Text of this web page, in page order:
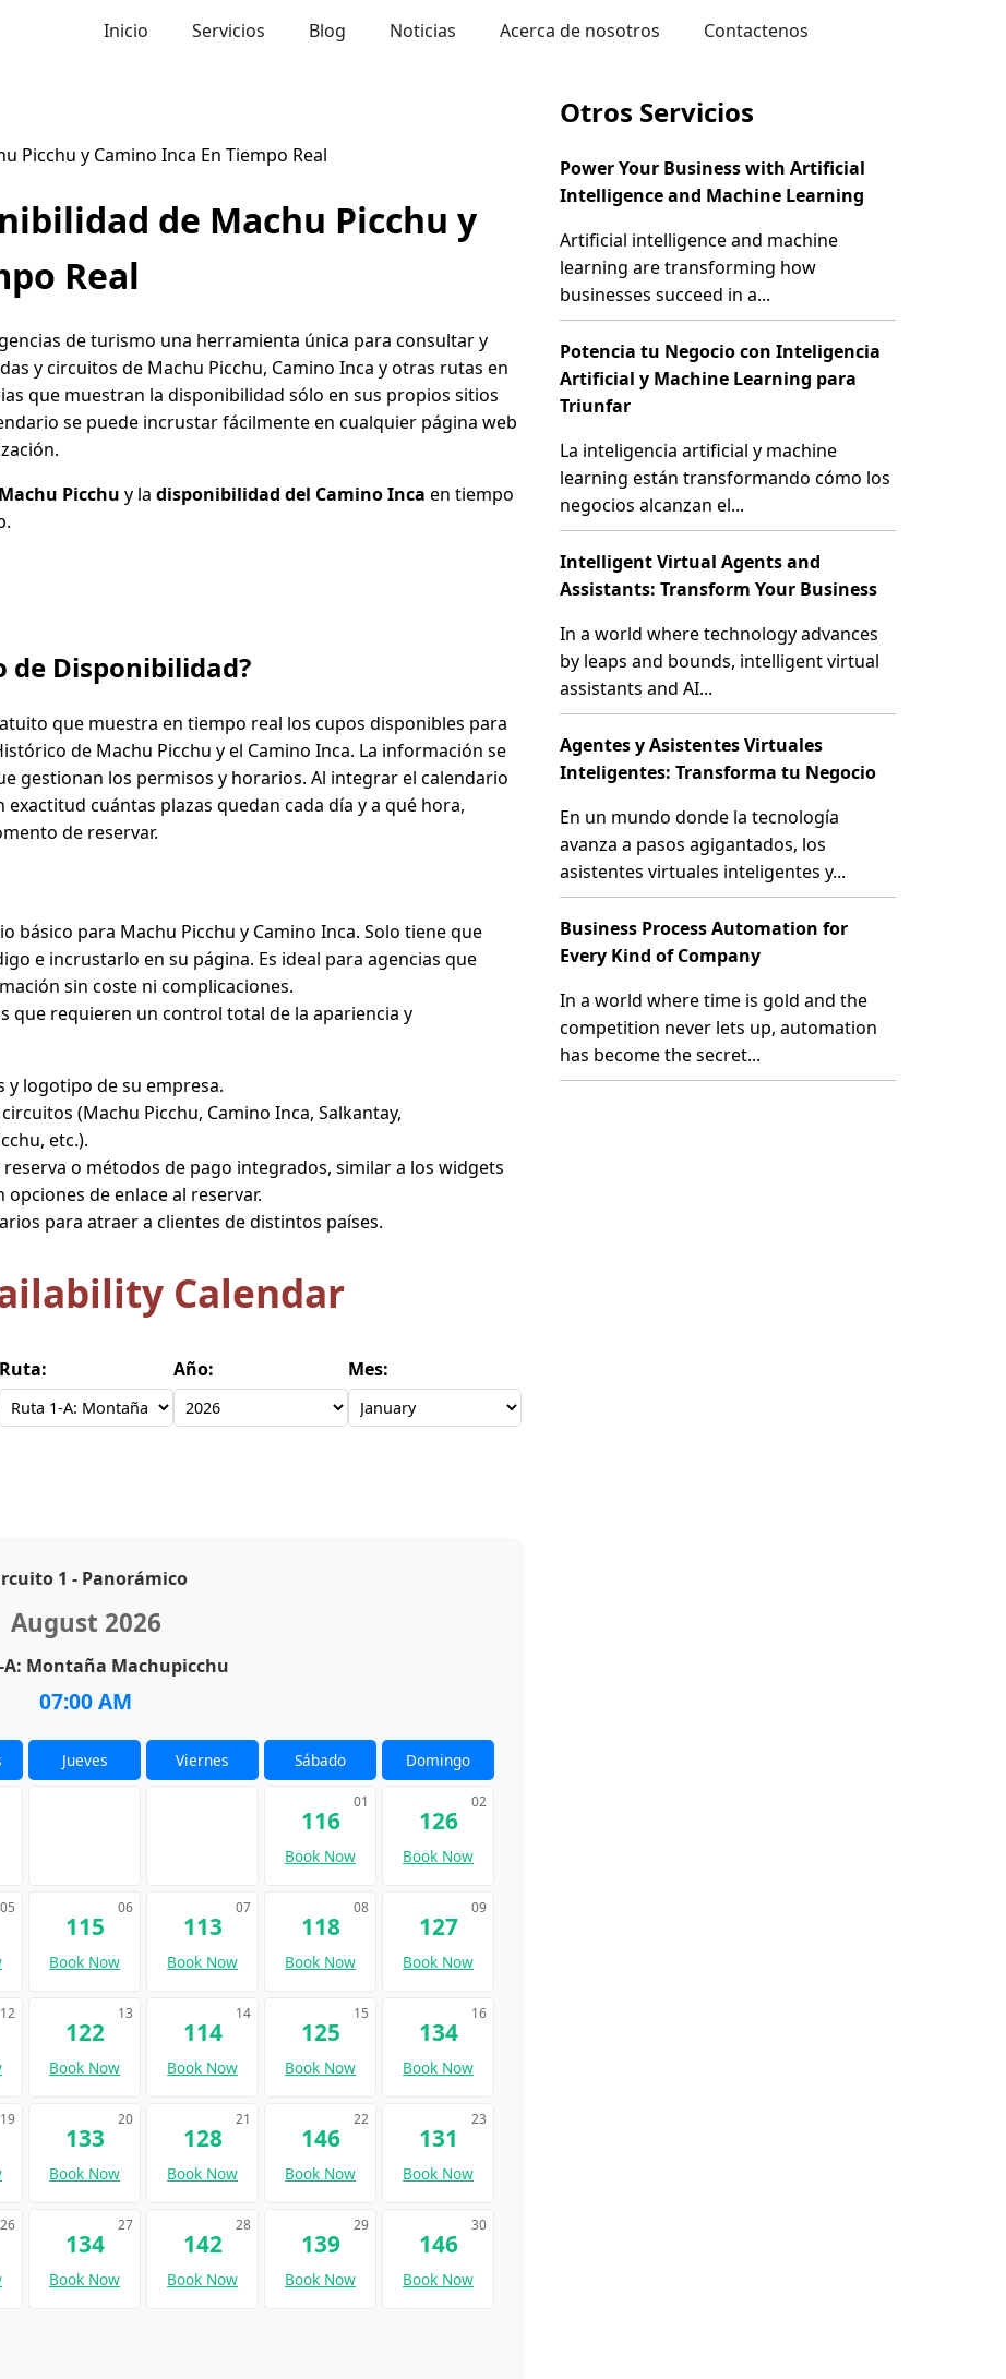
Inicio Servicios Blog Noticias Acerca de nosotros Contactenos
Picchu y Camino Inca En Tiempo Real
de Machu Picchu y
Real
de turismo una herramienta única para consultar y
y circuitos de Machu Picchu, Camino Inca y otras rutas en
que muestran la disponibilidad sólo en sus propios sitios
se puede incrustar fácilmente en cualquier página web
Picchu y la disponibilidad del Camino Inca en tiempo
de Disponibilidad?
que muestra en tiempo real los cupos disponibles para
de Machu Picchu y el Camino Inca. La información se
gestionan los permisos y horarios. Al integrar el calendario
cuántas plazas quedan cada día y a qué hora,
de reservar.
básico para Machu Picchu y Camino Inca. Solo tiene que
e incrustarlo en su página. Es ideal para agencias que
sin coste ni complicaciones.
que requieren un control total de la apariencia y
logotipo de su empresa.
(Machu Picchu, Camino Inca, Salkantay,
etc.).
o métodos de pago integrados, similar a los widgets
de enlace al reservar.
para atraer a clientes de distintos países.
Calendar
Ruta: Año: Mes:
1 - Panorámico
August 2026
A: Montaña Machupicchu
07:00 AM
Jueves Viernes Sábado Domingo
116
01
Book Now
126
02
Book Now
05
115
06
Book Now
113
07
Book Now
118
08
Book Now
127
09
Book Now
12
122
13
Book Now
114
14
Book Now
125
15
Book Now
134
16
Book Now
19
133
20
Book Now
128
21
Book Now
146
22
Book Now
131
23
Book Now
26
134
27
Book Now
142
28
Book Now
139
29
Book Now
146
30
Book Now
Otros Servicios
Power Your Business with Artificial
Intelligence and Machine Learning
Artificial intelligence and machine
learning are transforming how
businesses succeed in a...
Potencia tu Negocio con Inteligencia
Artificial y Machine Learning para
Triunfar
La inteligencia artificial y machine
learning están transformando cómo los
negocios alcanzan el...
Intelligent Virtual Agents and
Assistants: Transform Your Business
In a world where technology advances
by leaps and bounds, intelligent virtual
assistants and AI...
Agentes y Asistentes Virtuales
Inteligentes: Transforma tu Negocio
En un mundo donde la tecnología
avanza a pasos agigantados, los
asistentes virtuales inteligentes y...
Business Process Automation for
Every Kind of Company
In a world where time is gold and the
competition never lets up, automation
has become the secret...